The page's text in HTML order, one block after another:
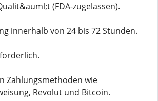
(FDA-zugelassen).
innerhalb von 24 bis 72 Stunden.
Zahlungsmethoden wie
Revolut und Bitcoin.